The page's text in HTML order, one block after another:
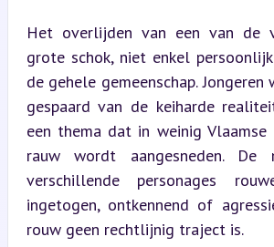
Het overlijden van een van de
grote schok, niet enkel
de gehele gemeenschap.
gespaard van de keiharde
een thema dat in weinig Vlaamse
rauw wordt aangesneden. De
verschillende personages
ingetogen, ontkennend of
rouw geen rechtlijnig traject is.